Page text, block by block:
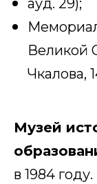
ауд. 29);
Великой
Чкалова,
Музей
в 1984